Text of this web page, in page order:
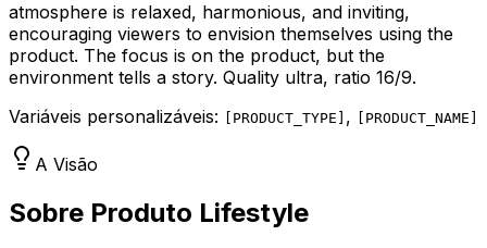
atmosphere is relaxed, harmonious, and inviting,
encouraging viewers to envision themselves using the
product. The focus is on the product, but the
environment tells a story. Quality ultra, ratio 16/9.
Variáveis personalizáveis:
PRODUCT_TYPE , PRODUCT_NAME
A Visão
Sobre Produto Lifestyle